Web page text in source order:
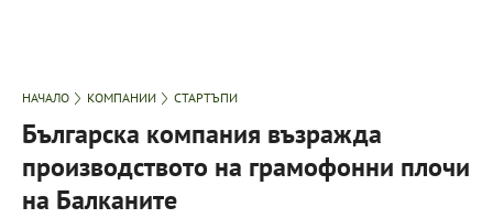
НАЧАЛО КОМПАНИИ СТАРТЪПИ
Българска компания възражда
производството на грамофонни плочи
на Балканите